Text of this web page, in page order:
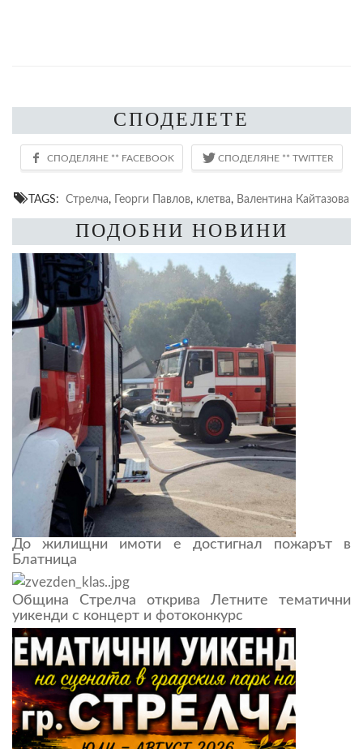
СПОДЕЛЕТЕ
TAGS: Стрелча, Георги Павлов, клетва, Валентина Кайтазова
ПОДОБНИ НОВИНИ
До жилищни имоти е достигнал пожарът в
Блатница
Община Стрелча открива Летните тематични
уикенди с концерт и фотоконкурс